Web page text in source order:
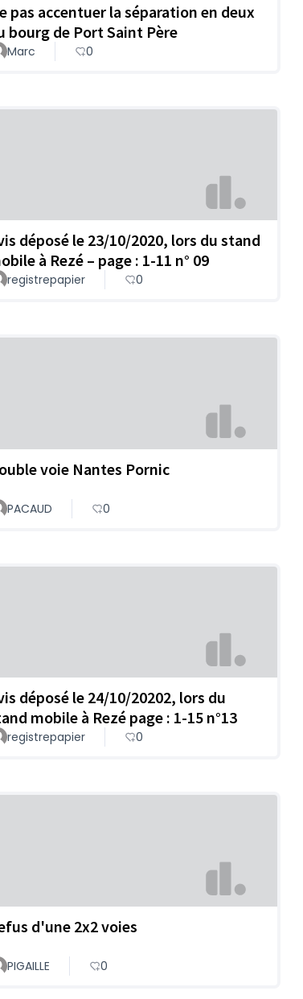
pas accentuer la séparation en deux
bourg de Port Saint Père
Marc 0
déposé le 23/10/2020, lors du stand
à Rezé – page : 1-11 n° 09
registrepapier 0
voie Nantes Pornic
PACAUD 0
déposé le 24/10/20202, lors du
mobile à Rezé page : 1-15 n°13
registrepapier 0
d'une 2x2 voies
PIGAILLE 0